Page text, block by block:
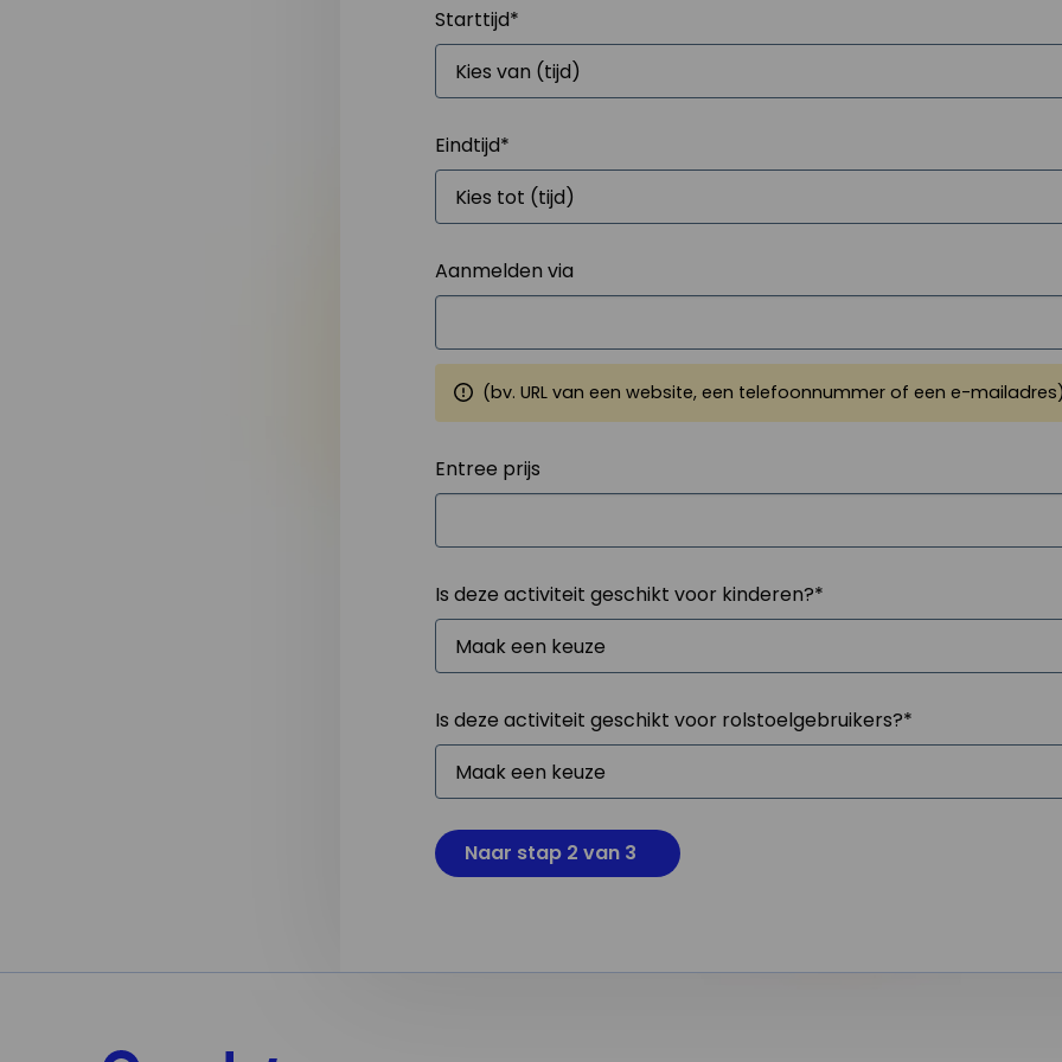
Starttijd*
Eindtijd*
Aanmelden via
(bv. URL van een website, een telefoonnummer of een e-
Entree prijs
Is deze activiteit geschikt voor kinderen?*
Is deze activiteit geschikt voor rolstoelgebruikers?*